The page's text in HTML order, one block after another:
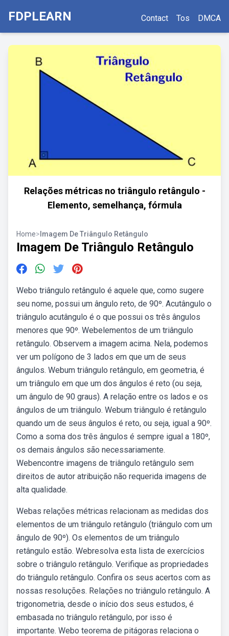
FDPLEARN Contact Tos DMCA
Relações métricas no triângulo retângulo -
Elemento, semelhança, fórmula
Home> Imagem De Triângulo Retângulo
Imagem De Triângulo Retângulo
Webo triângulo retângulo é aquele que, como sugere
seu nome, possui um ângulo reto, de 90º. Acutângulo o
triângulo acutângulo é o que possui os três ângulos
menores que 90º. Webelementos de um triângulo
retângulo. Observem a imagem acima. Nela, podemos
ver um polígono de 3 lados em que um de seus
ângulos. Webum triângulo retângulo, em geometria, é
um triângulo em que um dos ângulos é reto (ou seja,
um ângulo de 90 graus). A relação entre os lados e os
ângulos de um triângulo. Webum triângulo é retângulo
quando um de seus ângulos é reto, ou seja, igual a 90º.
Como a soma dos três ângulos é sempre igual a 180º,
os demais ângulos são necessariamente.
Webencontre imagens de triângulo retângulo sem
direitos de autor atribuição não requerida imagens de
alta qualidade.
Webas relações métricas relacionam as medidas dos
elementos de um triângulo retângulo (triângulo com um
ângulo de 90º). Os elementos de um triângulo
retângulo estão. Webresolva esta lista de exercícios
sobre o triângulo retângulo. Verifique as propriedades
do triângulo retângulo. Confira os seus acertos com as
nossas resoluções. Relações no triângulo retângulo. A
trigonometria, desde o início dos seus estudos, é
embasada no triângulo retângulo, por isso é
importante. Webo teorema de pitágoras relaciona o